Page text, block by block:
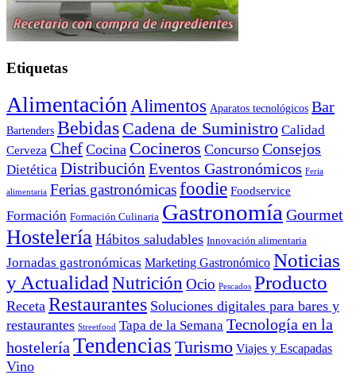
Etiquetas
Alimentación Alimentos Aparatos tecnológicos Bar
Bartenders Bebidas Cadena de Suministro Calidad
Cerveza Chef Cocina Cocineros Concurso Consejos
Dietética Distribución Eventos Gastronómicos Feria
alimentaria Ferias gastronómicasfoodie Foodservice
Formación Formación Culinaria Gastronomía Gourmet
Hostelería Hábitos saludables Innovación alimentaria
Jornadas gastronómicas Marketing Gastronómico Noticias
y Actualidad Nutrición Ocio Pescados Producto
Receta Restaurantes Soluciones digitales para bares y
restaurantes Streetfood Tapa de la Semana Tecnología en la
hostelería Tendencias Turismo Viajes y Escapadas
Vino